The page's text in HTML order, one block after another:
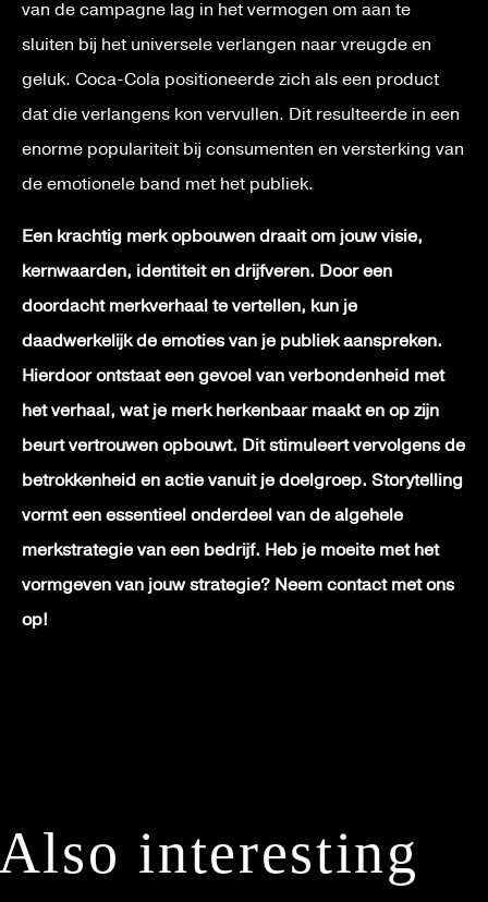
van de campagne lag in het vermogen om aan te
sluiten bij het universele verlangen naar vreugde en
geluk. Coca-Cola positioneerde zich als een product
dat die verlangens kon vervullen. Dit resulteerde in een
enorme populariteit bij consumenten en versterking van
de emotionele band met het publiek.
Een krachtig merk opbouwen draait om jouw visie,
kernwaarden, identiteit en drijfveren. Door een
doordacht merkverhaal te vertellen, kun je
daadwerkelijk de emoties van je publiek aanspreken.
Hierdoor ontstaat een gevoel van verbondenheid met
het verhaal, wat je merk herkenbaar maakt en op zijn
beurt vertrouwen opbouwt. Dit stimuleert vervolgens de
betrokkenheid en actie vanuit je doelgroep. Storytelling
vormt een essentieel onderdeel van de algehele
merkstrategie van een bedrijf. Heb je moeite met het
vormgeven van jouw strategie? Neem contact met ons
op!
interesting